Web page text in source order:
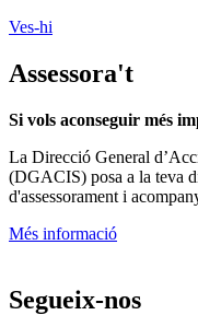
Ves-hi
Assessora't
Si vols aconseguir més
La Direcció General
(DGACIS) posa a la teva
d'assessorament i
Més informació
Segueix-nos